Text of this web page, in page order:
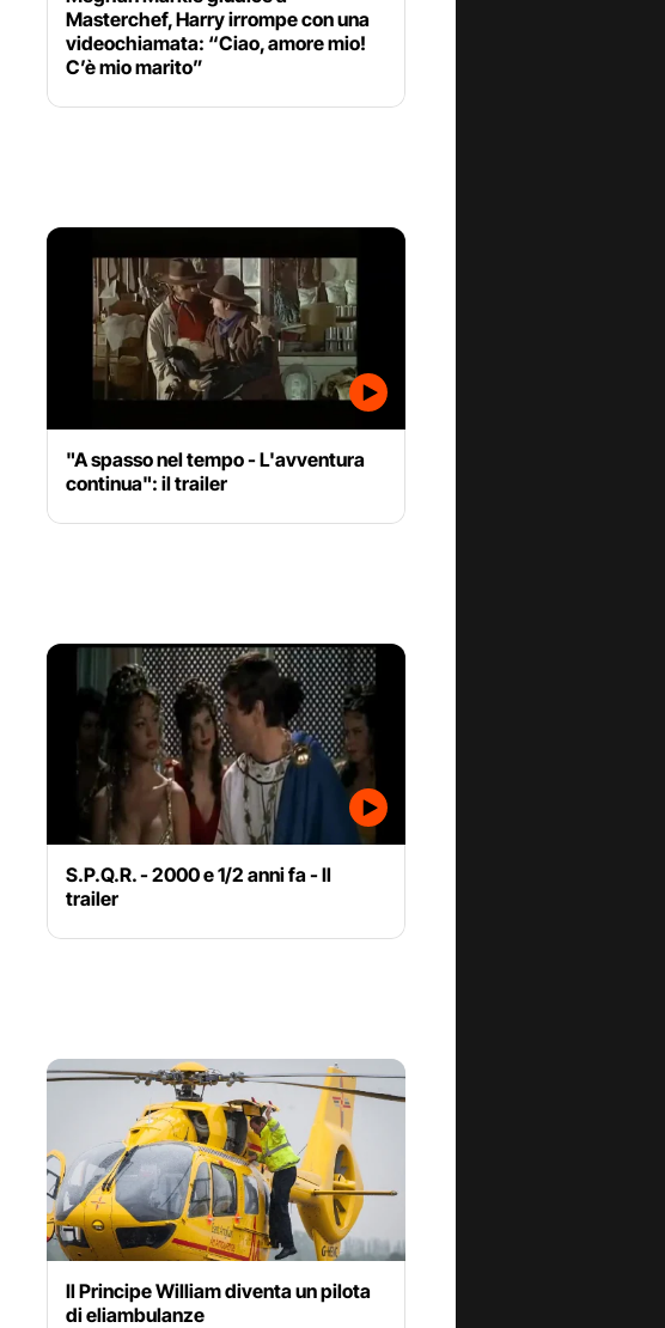
Masterchef, Harry irrompe con una
videochiamata: “Ciao, amore mio!
C’è mio marito”
"A spasso nel tempo - L'avventura
continua": il trailer
S.P.Q.R. - 2000 e 1/2 anni fa - Il
trailer
Il Principe William diventa un pilota
di eliambulanze